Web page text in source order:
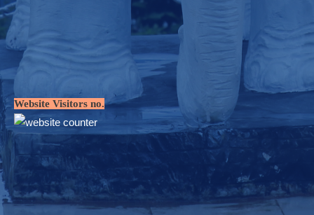
Website Visitors no.